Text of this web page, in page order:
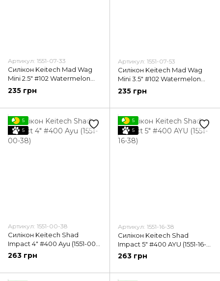
Артикул: 1551-07-33
Силікон Keitech Mad Wag
Mini 2.5" #102 Watermelon
PP. (1551-07-33)
235 грн
Артикул: 1551-07-53
Силікон Keitech Mad Wag
Mini 3.5" #102 Watermelon
PP. (1551-07-53)
235 грн
5
5
Артикул: 1551-00-38
Силікон Keitech Shad
Impact 4" #400 Ayu (1551-00-
38)
263 грн
5
5
Артикул: 1551-16-38
Силікон Keitech Shad
Impact 5" #400 AYU (1551-16-
38)
263 грн